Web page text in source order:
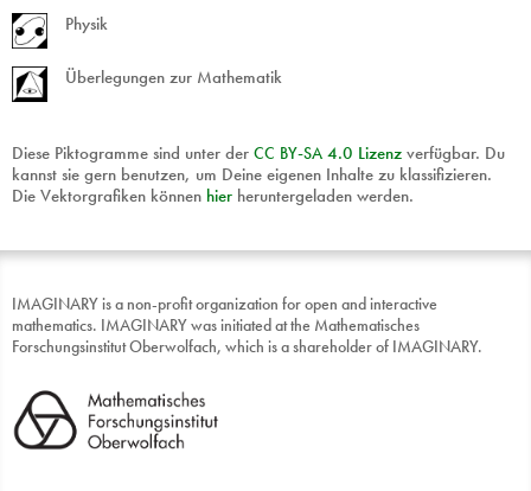
Physik
Überlegungen zur Mathematik
Diese Piktogramme sind unter der CC BY-SA 4.0 Lizenz verfügbar. Du
kannst sie gern benutzen, um Deine eigenen Inhalte zu klassifizieren.
Die Vektorgrafiken können hier heruntergeladen werden.
IMAGINARY is a non-profit organization for open and interactive
mathematics. IMAGINARY was initiated at the Mathematisches
Forschungsinstitut Oberwolfach, which is a shareholder of IMAGINARY.